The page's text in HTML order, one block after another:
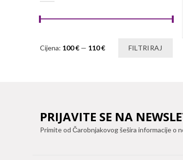
Min
Maks
FILTRIRAJ
Cijena: 100 € — 110 €
PRIJAVITE SE NA
Primite od Čarobnjakovog šešira informacije o